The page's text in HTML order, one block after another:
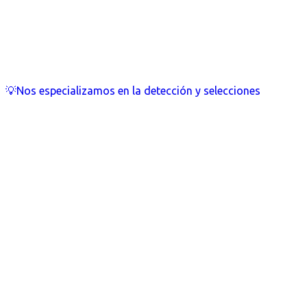
💡Nos especializamos en la detección y selecciones